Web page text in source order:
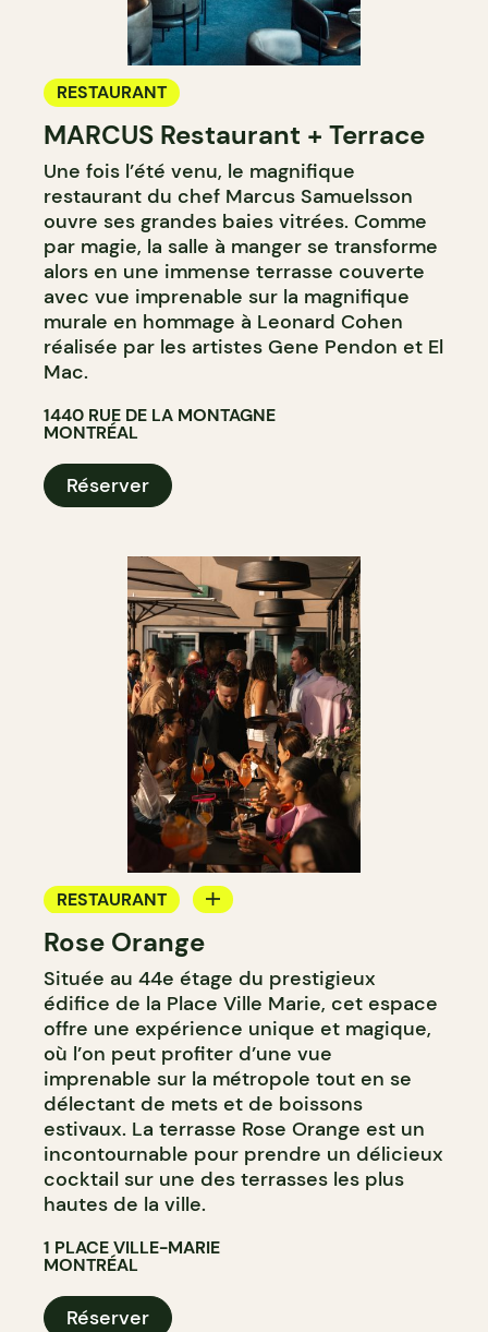
RESTAURANT
MARCUS Restaurant + Terrace
Une fois l’été venu, le magnifique
restaurant du chef Marcus Samuelsson
ouvre ses grandes baies vitrées. Comme
par magie, la salle à manger se transforme
alors en une immense terrasse couverte
avec vue imprenable sur la magnifique
murale en hommage à Leonard Cohen
réalisée par les artistes Gene Pendon et El
Mac.
1440 RUE DE LA MONTAGNE
MONTRÉAL
Réserver
RESTAURANT
BAR
Rose Orange
Située au 44e étage du prestigieux
édifice de la Place Ville Marie, cet espace
offre une expérience unique et magique,
où l’on peut profiter d’une vue
imprenable sur la métropole tout en se
délectant de mets et de boissons
estivaux. La terrasse Rose Orange est un
incontournable pour prendre un délicieux
cocktail sur une des terrasses les plus
hautes de la ville.
1 PLACE VILLE-MARIE
MONTRÉAL
Réserver